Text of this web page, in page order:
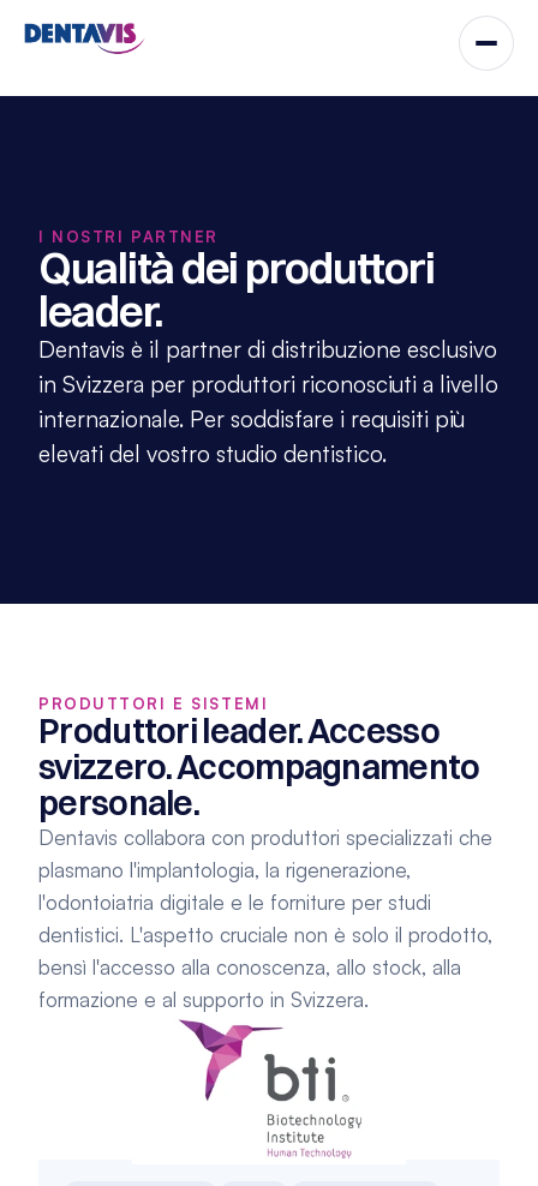
I NOSTRI PARTNER
Qualità dei produttori
leader.
Dentavis è il partner di distribuzione esclusivo
in Svizzera per produttori riconosciuti a livello
internazionale. Per soddisfare i requisiti più
elevati del vostro studio dentistico.
PRODUTTORI E SISTEMI
Produttori leader. Accesso
svizzero. Accompagnamento
personale.
Dentavis collabora con produttori specializzati che
plasmano l'implantologia, la rigenerazione,
l'odontoiatria digitale e le forniture per studi
dentistici. L'aspetto cruciale non è solo il prodotto,
bensì l'accesso alla conoscenza, allo stock, alla
formazione e al supporto in Svizzera.